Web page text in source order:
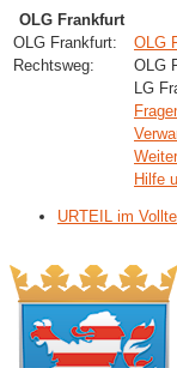
OLG Frankfurt
OLG Frankfurt:
OLG
Rechtsweg:
OLG
LG
Hilfe
URTEIL im